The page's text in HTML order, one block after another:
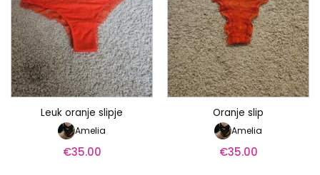
Leuk oranje slipje
Amelia
€35.00
Oranje slip
Amelia
€35.00